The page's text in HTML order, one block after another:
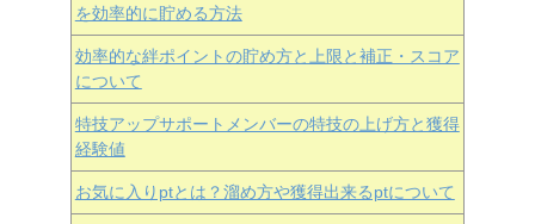
を効率的に貯める方法
効率的な絆ポイントの貯め方と上限と補正・スコア
について
特技アップサポートメンバーの特技の上げ方と獲得
経験値
お気に入りptとは？溜め方や獲得出来るptについて